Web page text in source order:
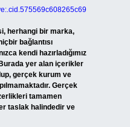
herhangi bir marka,
bağlantısı
kendi hazırladığımız
yer alan içerikler
gerçek kurum ve
Gerçek
tamamen
taslak halindedir ve